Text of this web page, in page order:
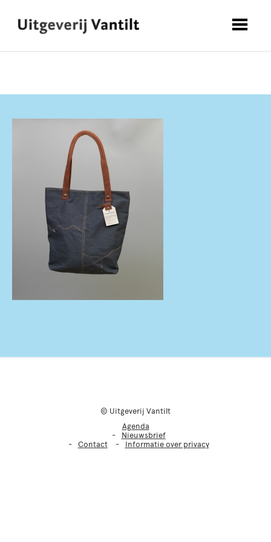
© Uitgeverij Vantilt
Agenda
Nieuwsbrief
Contact
Informatie over privacy